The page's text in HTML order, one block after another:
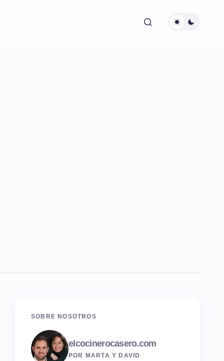
SOBRE NOSOTROS
elcocinerocasero.com
POR MARTA Y DAVID